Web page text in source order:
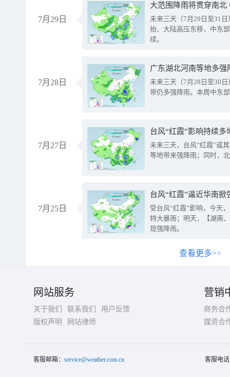
7月29日
大范围降雨将贯穿南
未来三天（7月29日至31
抬、大陆高压东移，中东
续。
7月28日
广东湖北河南等地多
未来三天（7月28日至30
带仍多强降雨。本周中东
7月27日
台风“红霞”影响持续
未来三天，台风“红霞”或
等地带来强降雨；同时，
7月25日
台风“红霞”逼近华南
受台风“红霞”影响，今天
特大暴雨；明天，【湖南
现强降雨。
查看更多>>
网站服务
关于我们 联系我们
用户反馈
版权声明
网站律师
营销
商务合
媒资合
客服邮箱： service@weather.com.cn 客服电